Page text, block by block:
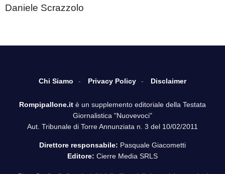
Daniele Scrazzolo
Chi Siamo Privacy Policy Disclaimer
Rompipallone.it è un supplemento editoriale della Testata
Giornalistica "Nuovevoci"
Aut. Tribunale di Torre Annunziata n. 3 del 10/02/2011
Direttore responsabile: Pasquale Giacometti
Editore: Cierre Media SRLS